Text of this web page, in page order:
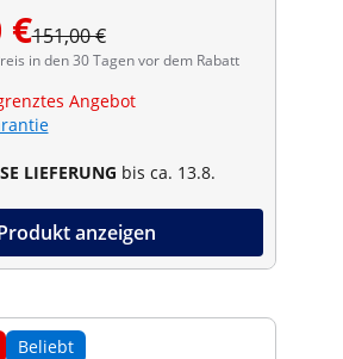
€151,00 €
in den 30 Tagen vor dem Rabatt
Angebot
LIEFERUNG bis ca. 13.8.
anzeigen
Beliebt